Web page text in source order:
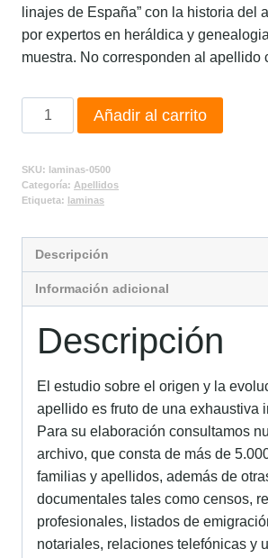
linajes de España” con la historia del
por expertos en heráldica y
muestra. No corresponden al apellido
Añadir al carrito
SKU: laminas-0500
Categoría: Apellidos
Etiqueta: laminas
Descripción
Información adicional
Descripción
El estudio sobre el origen y la
apellido es fruto de una exhaustiva
Para su elaboración consultamos
archivo, que consta de más de
familias y apellidos, además de
documentales tales como censos,
profesionales, listados de
notariales, relaciones telefónicas y